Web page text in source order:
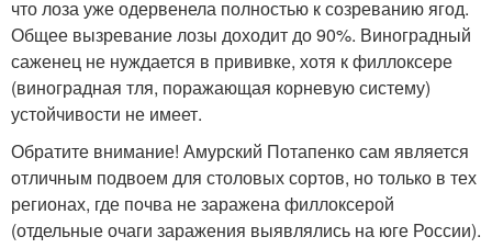
что лоза уже одервенела полностью к созреванию ягод.
Общее вызревание лозы доходит до 90%. Виноградный
саженец не нуждается в прививке, хотя к филлоксере
(виноградная тля, поражающая корневую систему)
устойчивости не имеет.
Обратите внимание! Амурский Потапенко сам является
отличным подвоем для столовых сортов, но только в тех
регионах, где почва не заражена филлоксерой
(отдельные очаги заражения выявлялись на юге России).